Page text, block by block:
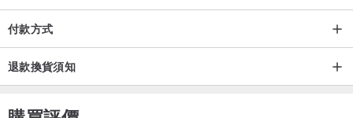
產品責任險字號：國泰世紀產物保險 1516 字第 13PD04837 號。
本公司已投保新台幣壹仟萬元產品責任險，以保障消費者權益（惟投
保金額不等同於實際理賠金額）。
付款方式
退款換貨須知